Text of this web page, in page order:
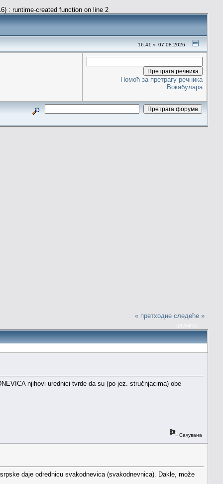
: runtime-created function on line 2
16.41 ч. 07.08.2026.
Помоћ за претрагу речника
Вокабулара
« претходне следеће »
njihovi urednici tvrde da su (po jez. stručnjacima) obe
Сачувана
daje odrednicu svakodnevica (svakodnevnica). Dakle, može